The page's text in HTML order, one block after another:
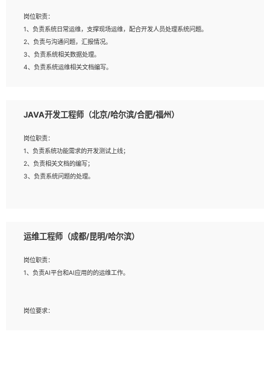
征，可独立提出完整的优化方案,并推动方案执行达成结果；熟练使用PPT、
WORD、EXCEL等办公软件；
3、深入理解公司各项AI产品和技术信息；具有较强的文档编写能力，能独立撰写
PPT、方案建议书等，面试时需携带个人制作的专业PPT文件进行展示。
岗位职责：
1、负责系统日常运维，支撑现场运维，配合开发人员处理系统问题。
2、负责与沟通问题，汇报情况。
3、负责系统相关数据处理。
4、负责系统运维相关文档编写。
岗位要求：
2、精通linux命令。
3、熟悉oracle、mysql 数据库。
4、善于沟通，具有良好的团队合作精神和协作能力。
5、必须有实际的生产环境系统维护经验。
JAVA开发工程师（北京/哈尔滨/合肥/福州）
岗位职责：
1、负责系统功能需求的开发测试上线；
2、负责相关文档的编写；
3、负责系统问题的处理。
2、熟悉linux命令；
4、熟练使用oracle、mysql进行开发；
5、熟悉流程开发如使用activiti；
运维工程师（成都/昆明/哈尔滨）
岗位职责：
1、负责AI平台和AI应用的的运维工作。
岗位要求：